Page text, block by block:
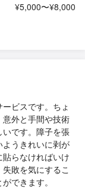
¥5,000〜¥8,000
ビスです。ちょ
外と手間や技術
です。障子を張
ようきれいに剥が
らなければいけ
敗を気にするこ
できます。